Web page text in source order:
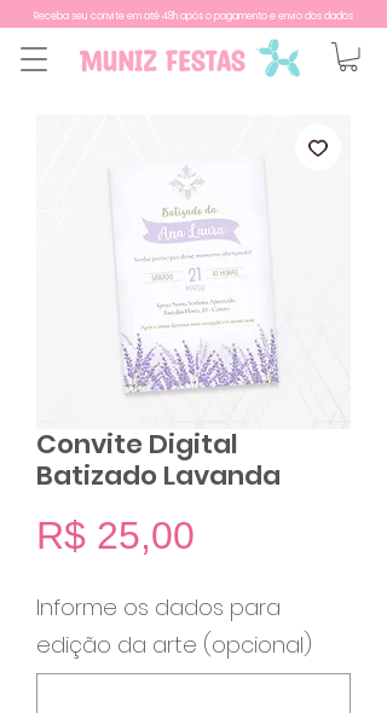
Receba seu convite em até 48h após o pagamento e envio dos dados
Convite Digital
Batizado Lavanda
R$ 25,00
Informe os dados para
edição da arte (opcional)